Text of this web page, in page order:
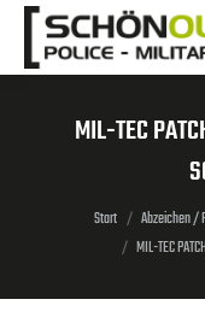
springen
MIL-TEC
Sie befinden sich
Start Abzeichen /
MIL-TEC